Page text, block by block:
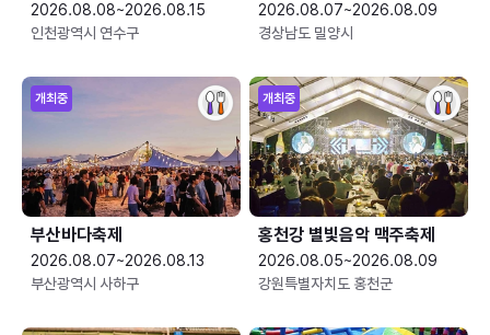
2026.08.08~2026.08.15
인천광역시 연수구
2026.08.07~2026.08.09
경상남도 밀양시
개최중
부산바다축제
2026.08.07~2026.08.13
부산광역시 사하구
개최중
홍천강 별빛음악 맥주축제
2026.08.05~2026.08.09
강원특별자치도 홍천군